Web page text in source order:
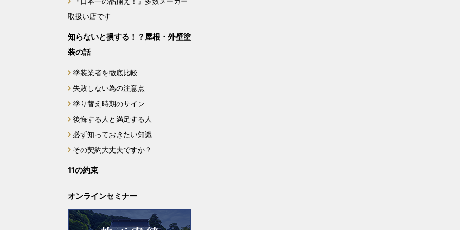
2024年2月
2023年11月
2023年9月
2023年8月
2023年7月
2022年10月
2022年8月
取扱い店です
知らないと損する！？屋根・外壁塗
装の話
塗装業者を徹底比較
失敗しない為の注意点
塗り替え時期のサイン
後悔する人と満足する人
必ず知っておきたい知識
その契約大丈夫ですか？
11の約束
オンラインセミナー